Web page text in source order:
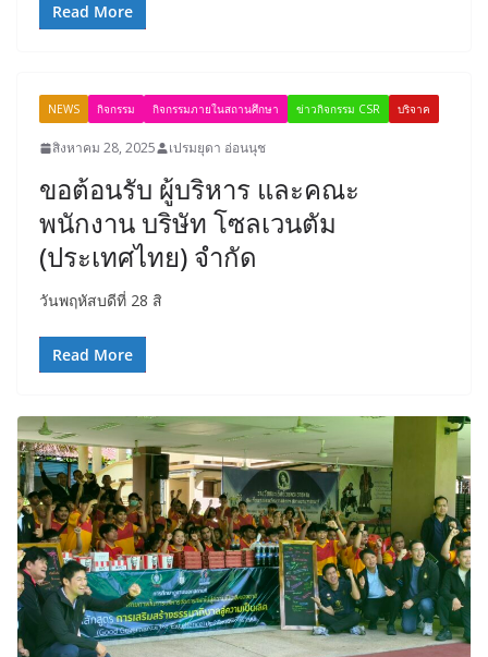
Read More
NEWS กิจกรรม กิจกรรมภายในสถานศึกษา ข่าวกิจกรรม CSR บริจาค
สิงหาคม 28, 2025 เปรมยุดา อ่อนนุช
ขอต้อนรับ ผู้บริหาร และคณะ
พนักงาน บริษัท โซลเวนตัม
(ประเทศไทย) จำกัด
วันพฤหัสบดีที่ 28 สิ
Read More